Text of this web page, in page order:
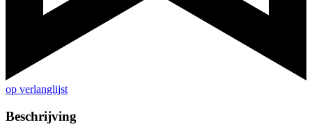
op verlanglijst
Beschrijving